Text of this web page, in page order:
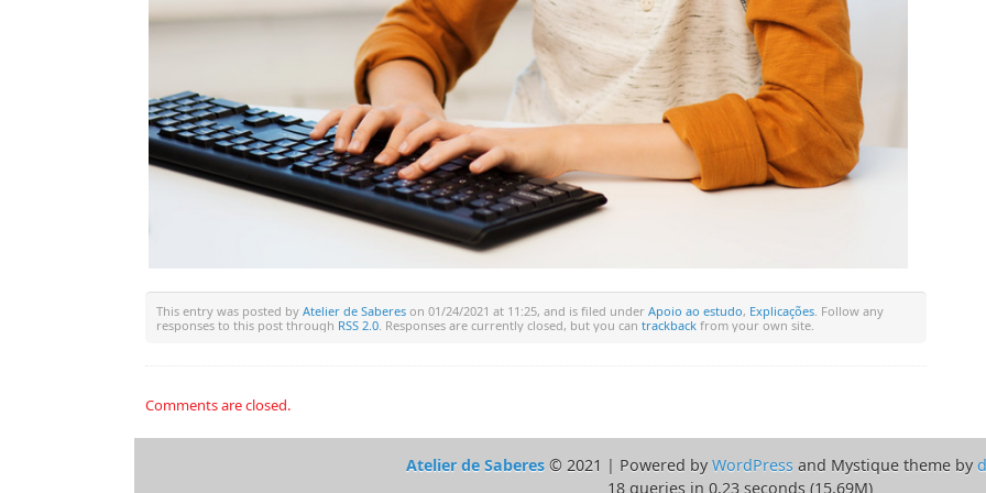
This entry was posted by Atelier de Saberes on 01/24/2021 at 11:25, and is filed under Apoio ao estudo, Explicações. Follow any
responses to this post through RSS 2.0. Responses are currently closed, but you can trackback from your own site.
Comments are closed.
Atelier de Saberes© 2021 | Powered byWordPressand Mystique theme by
18 queries in 0.23 seconds (15.69M)